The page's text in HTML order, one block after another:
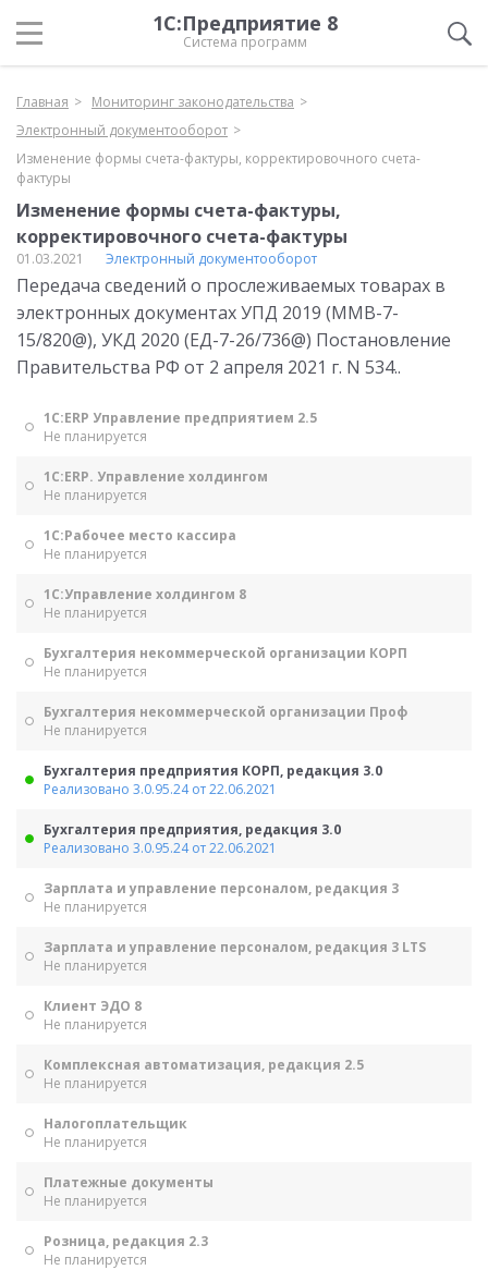
1С:Предприятие 8
Система программ
Главная
Мониторинг законодательства
Электронный документооборот
Изменение формы счета-фактуры, корректировочного счета-
фактуры
Изменение формы счета-фактуры,
корректировочного счета-фактуры
01.03.2021 Электронный документооборот
Передача сведений о прослеживаемых товарах в
электронных документах УПД 2019 (ММВ-7-
15/820@), УКД 2020 (ЕД-7-26/736@) Постановление
Правительства РФ от 2 апреля 2021 г. N 534..
1С:ERP Управление предприятием 2.5
Не планируется
1С:ERP. Управление холдингом
Не планируется
1С:Рабочее место кассира
Не планируется
1С:Управление холдингом 8
Не планируется
Бухгалтерия некоммерческой организации КОРП
Не планируется
Бухгалтерия некоммерческой организации Проф
Не планируется
Бухгалтерия предприятия КОРП, редакция 3.0
Реализовано 3.0.95.24 от 22.06.2021
Бухгалтерия предприятия, редакция 3.0
Реализовано 3.0.95.24 от 22.06.2021
Зарплата и управление персоналом, редакция 3
Не планируется
Зарплата и управление персоналом, редакция 3 LTS
Не планируется
Клиент ЭДО 8
Не планируется
Комплексная автоматизация, редакция 2.5
Не планируется
Налогоплательщик
Не планируется
Платежные документы
Не планируется
Розница, редакция 2.3
Не планируется